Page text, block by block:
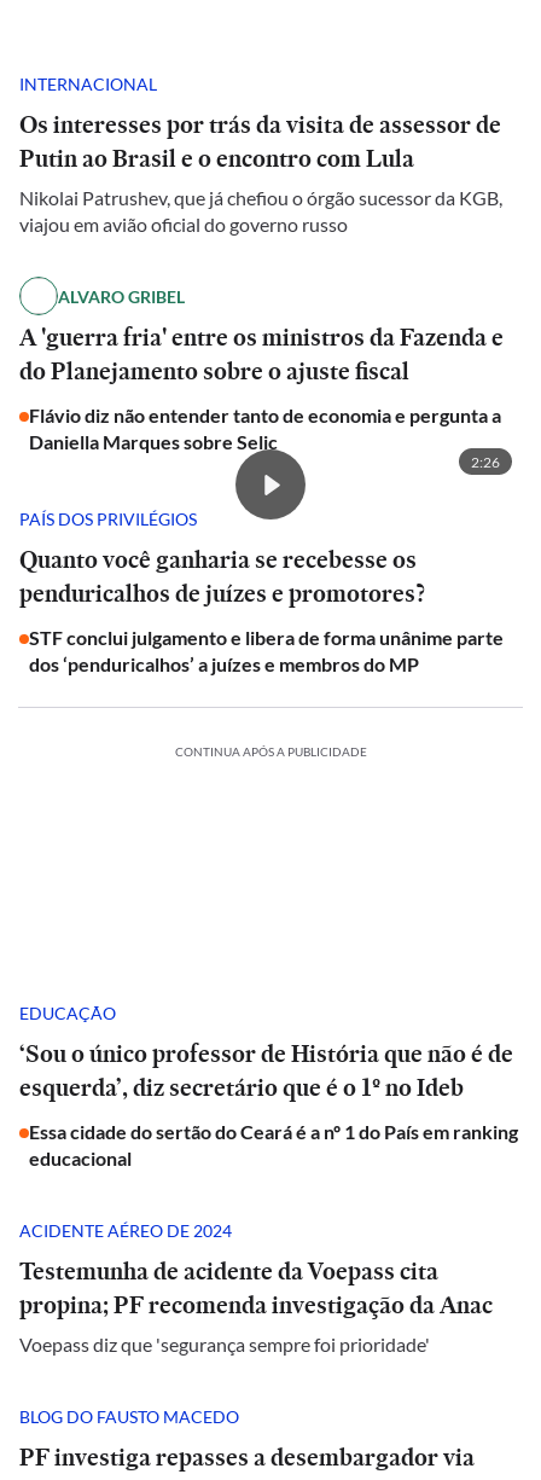
INTERNACIONAL
Os interesses por trás da visita de assessor de
Putin ao Brasil e o encontro com Lula
Nikolai Patrushev, que já chefiou o órgão sucessor da KGB,
viajou em avião oficial do governo russo
ALVARO GRIBEL
A 'guerra fria' entre os ministros da Fazenda e
do Planejamento sobre o ajuste fiscal
Flávio diz não entender tanto de economia e pergunta a
Daniella Marques sobre Selic
2:26
PAÍS DOS PRIVILÉGIOS
Quanto você ganharia se recebesse os
penduricalhos de juízes e promotores?
STF conclui julgamento e libera de forma unânime parte
dos ‘penduricalhos’ a juízes e membros do MP
CONTINUA APÓS A PUBLICIDADE
EDUCAÇÃO
‘Sou o único professor de História que não é de
esquerda’, diz secretário que é o 1º no Ideb
Essa cidade do sertão do Ceará é a nº 1 do País em ranking
educacional
ACIDENTE AÉREO DE 2024
Testemunha de acidente da Voepass cita
propina; PF recomenda investigação da Anac
Voepass diz que 'segurança sempre foi prioridade'
BLOG DO FAUSTO MACEDO
PF investiga repasses a desembargador via